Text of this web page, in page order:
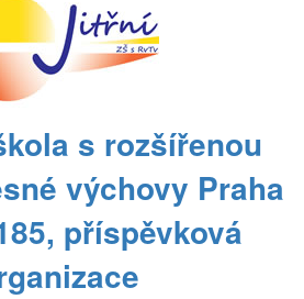
s rozšířenou
výchovy Praha
příspěvková